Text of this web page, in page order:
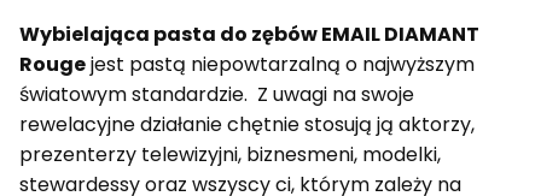
Wybielająca pasta do zębów EMAIL DIAMANT
Rougejest pastą niepowtarzalną o najwyższym
światowym standardzie. Z uwagi na swoje
rewelacyjne działanie chętnie stosują ją aktorzy,
prezenterzy telewizyjni, biznesmeni, modelki,
stewardessy oraz wszyscy ci, którym zależy na